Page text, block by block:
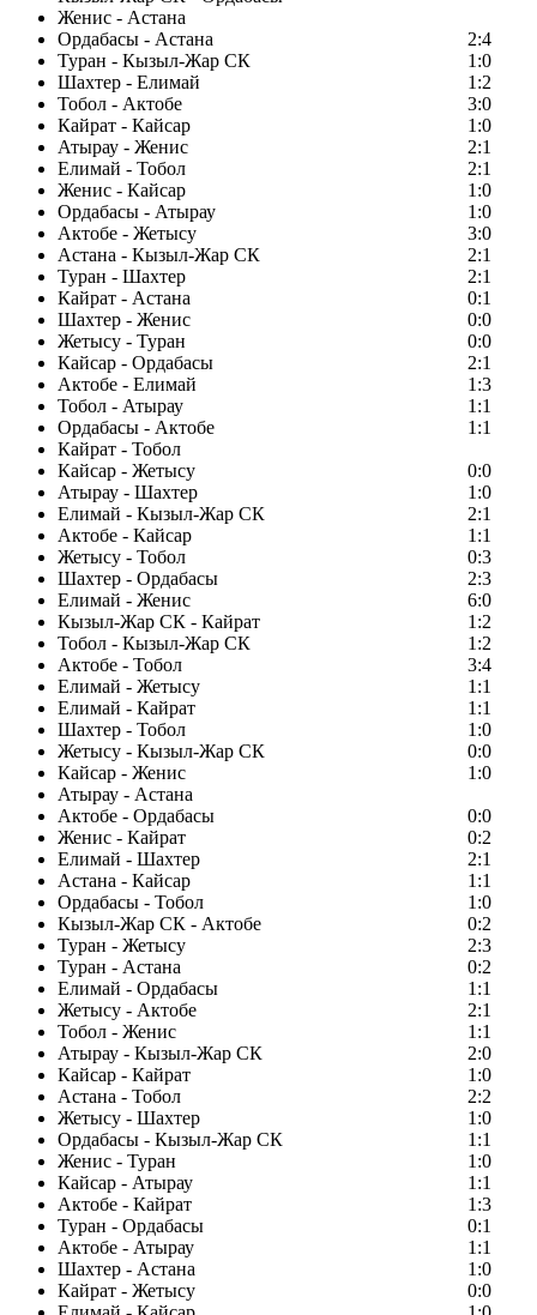
Женис - Астана
Ордабасы - Астана
2:4
Туран - Кызыл-Жар СК
1:0
Шахтер - Елимай
1:2
Тобол - Актобе
3:0
Кайрат - Кайсар
1:0
Атырау - Женис
2:1
Елимай - Тобол
2:1
Женис - Кайсар
1:0
Ордабасы - Атырау
1:0
Актобе - Жетысу
3:0
Астана - Кызыл-Жар СК
2:1
Туран - Шахтер
2:1
Кайрат - Астана
0:1
Шахтер - Женис
0:0
Жетысу - Туран
0:0
Кайсар - Ордабасы
2:1
Актобе - Елимай
1:3
Тобол - Атырау
1:1
Ордабасы - Актобе
1:1
Кайрат - Тобол
Кайсар - Жетысу
0:0
Атырау - Шахтер
1:0
Елимай - Кызыл-Жар СК
2:1
Актобе - Кайсар
1:1
Жетысу - Тобол
0:3
Шахтер - Ордабасы
2:3
Елимай - Женис
6:0
Кызыл-Жар СК - Кайрат
1:2
Тобол - Кызыл-Жар СК
1:2
Актобе - Тобол
3:4
Елимай - Жетысу
1:1
Елимай - Кайрат
1:1
Шахтер - Тобол
1:0
Жетысу - Кызыл-Жар СК
0:0
Кайсар - Женис
1:0
Атырау - Астана
Актобе - Ордабасы
0:0
Женис - Кайрат
0:2
Елимай - Шахтер
2:1
Астана - Кайсар
1:1
Ордабасы - Тобол
1:0
Кызыл-Жар СК - Актобе
0:2
Туран - Жетысу
2:3
Туран - Астана
0:2
Елимай - Ордабасы
1:1
Жетысу - Актобе
2:1
Тобол - Женис
1:1
Атырау - Кызыл-Жар СК
2:0
Кайсар - Кайрат
1:0
Астана - Тобол
2:2
Жетысу - Шахтер
1:0
Ордабасы - Кызыл-Жар СК
1:1
Женис - Туран
1:0
Кайсар - Атырау
1:1
Актобе - Кайрат
1:3
Туран - Ордабасы
0:1
Актобе - Атырау
1:1
Шахтер - Астана
1:0
Кайрат - Жетысу
0:0